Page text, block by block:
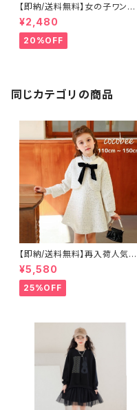
【即納/送料無料】女の子ワンピ
ースチュニック スモッキング刺
繍子供トップス ピンク色 ワンピ
ース 丸襟ワンピース海外子供
服
¥2,480
20%OFF
同じカテゴリの商品
【即納/送料無料】再入荷人気女
の子スーツ入学式卒業式入園式
卒園式 子供服女の子スーツワ
ンピースジャケット子どもスーツ
小学生 おしゃれ 令和7年 年長
0 120 130 140 150 ㎝ coc
¥5,580
25%OFF